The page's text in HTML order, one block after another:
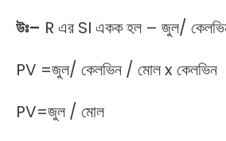
উঃ– R এর SI একক হল – জুল/
PV =জুল/ কেলভিন / মোল x কেলভিন
PV=জুল / মোল